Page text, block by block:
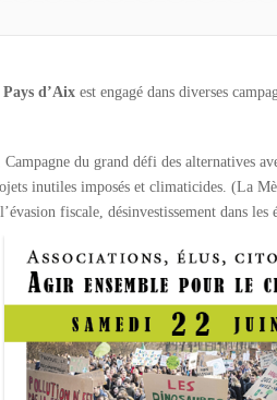
d’Aix est engagé dans diverses
du grand défi des alternatives
inutiles imposés et climaticides. (La
fiscale, désinvestissement dans